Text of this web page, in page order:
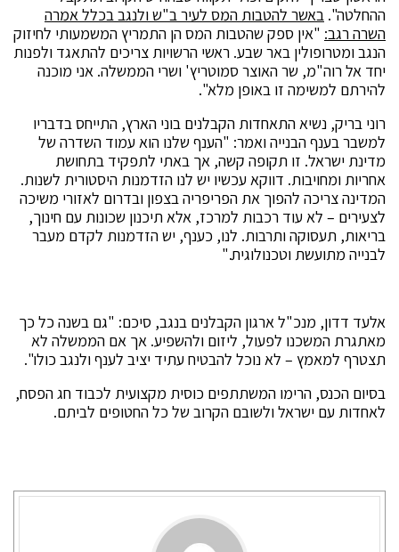
ההחלטה". באשר להטבות המס לעיר ב"ש ולנגב בכלל אמרה
השרה רגב:"אין ספק שהטבות המס הן התמריץ המשמעותי לחיזוק
הנגב ומטרופולין באר שבע. ראשי הרשויות צריכים להתאגד ולפנות
יחד אל רוה"מ, שר האוצר סמוטריץ' ושרי הממשלה. אני מוכנה
להירתם למשימה זו באופן מלא".
רוני בריק, נשיא התאחדות הקבלנים בוני הארץ, התייחס בדבריו
למשבר בענף הבנייה ואמר: "הענף שלנו הוא עמוד השדרה של
מדינת ישראל. זו תקופה קשה, אך באתי לתפקיד בתחושת
אחריות ומחויבות. דווקא עכשיו יש לנו הזדמנות היסטורית לשנות.
המדינה צריכה להפוך את הפריפריה בצפון ובדרום לאזורי משיכה
לצעירים – לא עוד רכבות למרכז, אלא תיכנון שכונות עם חינוך,
בריאות, תעסוקה ותרבות. לנו, כענף, יש הזדמנות לקדם מעבר
לבנייה מתועשת וטכנולוגית."
אלעד דדון, מנכ"ל ארגון הקבלנים בנגב, סיכם: "גם בשנה כל כך
מאתגרת המשכנו לפעול, ליזום ולהשפיע. אך אם הממשלה לא
תצטרף למאמץ – לא נוכל להבטיח עתיד יציב לענף ולנגב כולו".
בסיום הכנס, הרימו המשתתפים כוסית מקצועית לכבוד חג הפסח,
לאחדות עם ישראל ולשובם הקרוב של כל החטופים לביתם.